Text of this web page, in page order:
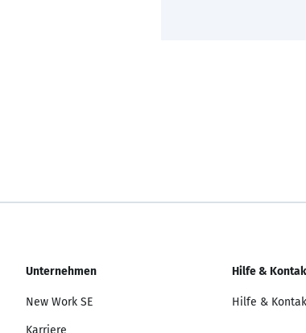
Unternehmen
New Work SE
Karriere
Hilfe &
Hilfe &